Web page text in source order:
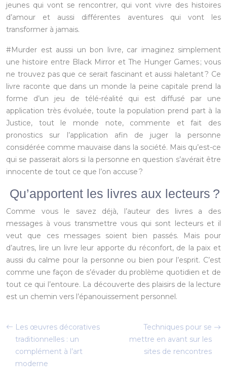
jeunes qui vont se rencontrer, qui vont vivre des histoires
d’amour et aussi différentes aventures qui vont les
transformer à jamais.
#Murder est aussi un bon livre, car imaginez simplement
une histoire entre Black Mirror et The Hunger Games ; vous
ne trouvez pas que ce serait fascinant et aussi haletant ? Ce
livre raconte que dans un monde la peine capitale prend la
forme d’un jeu de télé-réalité qui est diffusé par une
application très évoluée, toute la population prend part à la
Justice, tout le monde note, commente et fait des
pronostics sur l’application afin de juger la personne
considérée comme mauvaise dans la société. Mais qu’est-ce
qui se passerait alors si la personne en question s’avérait être
innocente de tout ce que l’on accuse ?
Qu’apportent les livres aux lecteurs ?
Comme vous le savez déjà, l’auteur des livres a des
messages à vous transmettre vous qui sont lecteurs et il
veut que ces messages soient bien passés. Mais pour
d’autres, lire un livre leur apporte du réconfort, de la paix et
aussi du calme pour la personne ou bien pour l’esprit. C’est
comme une façon de s’évader du problème quotidien et de
tout ce qui l’entoure. La découverte des plaisirs de la lecture
est un chemin vers l’épanouissement personnel.
Les œuvres décoratives
traditionnelles : un
complément à l’art
moderne
Techniques pour se
mettre en avant sur les
sites de rencontres